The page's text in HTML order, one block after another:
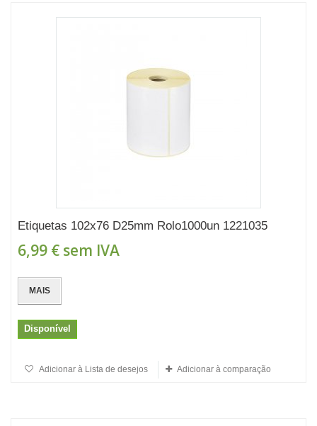
Etiquetas 102x76 D25mm Rolo1000un 1221035
6,99 € sem IVA
MAIS
Disponível
Adicionar à Lista de desejos Adicionar à comparação